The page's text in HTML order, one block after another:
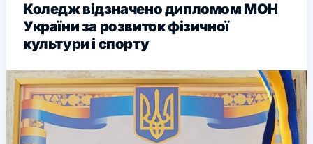
Коледж відзначено дипломом МОН
України за розвиток фізичної
культури і спорту